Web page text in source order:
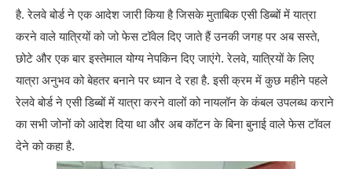
है. रेलवे बोर्ड ने एक आदेश जारी किया है जिसके मुताबिक एसी डिब्बों में यात्रा
करने वाले यात्रियों को जो फेस टॉवेल दिए जाते हैं उनकी जगह पर अब सस्ते,
छोटे और एक बार इस्तेमाल योग्य नेपकिन दिए जाएंगे. रेलवे, यात्रियों के लिए
यात्रा अनुभव को बेहतर बनाने पर ध्यान दे रहा है. इसी क्रम में कुछ महीने पहले
रेलवे बोर्ड ने एसी डिब्बों में यात्रा करने वालों को नायलॉन के कंबल उपलब्ध कराने
का सभी जोनों को आदेश दिया था और अब कॉटन के बिना बुनाई वाले फेस टॉवल
देने को कहा है.